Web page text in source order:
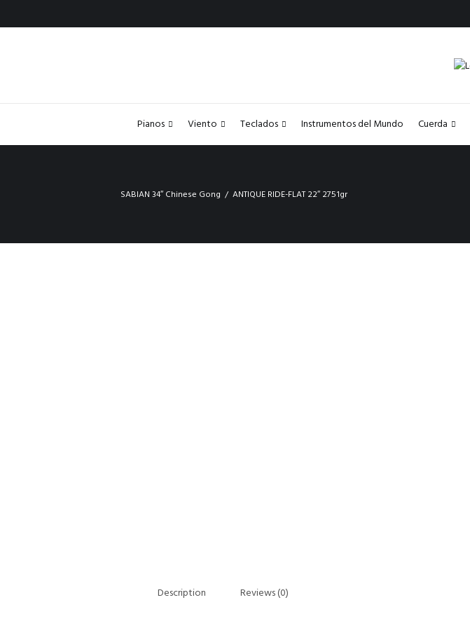
Pianos Viento Teclados Instrumentos del Mundo Cuerda
SABIAN 34″ Chinese Gong ANTIQUE RIDE-FLAT 22″ 2751gr
Description Reviews (0)